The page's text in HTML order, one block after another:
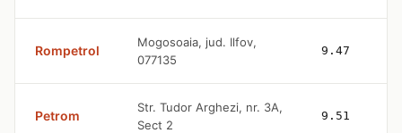
Rompetrol
Mogosoaia, jud. Ilfov,
077135
9.47
Petrom
Str. Tudor Arghezi, nr. 3A,
Sect 2
9.51